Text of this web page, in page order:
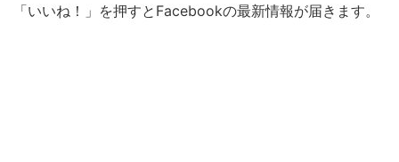
「いいね！」を押すとFacebookの最新情報が届きます。